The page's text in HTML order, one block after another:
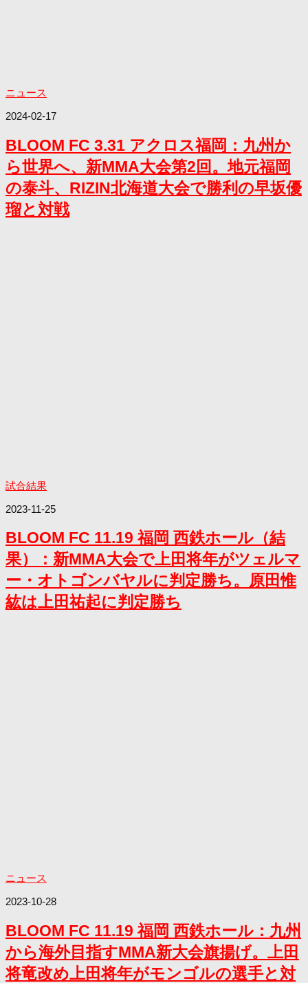
ニュース
2024-02-17
BLOOM FC 3.31 アクロス福岡：九州か
ら世界へ、新MMA大会第2回。地元福岡
の泰斗、RIZIN北海道大会で勝利の早坂優
瑠と対戦
試合結果
2023-11-25
BLOOM FC 11.19 福岡 西鉄ホール（結
果）：新MMA大会で上田将年がツェルマ
ー・オトゴンバヤルに判定勝ち。原田惟
紘は上田祐起に判定勝ち
ニュース
2023-10-28
BLOOM FC 11.19 福岡 西鉄ホール：九州
から海外目指すMMA新大会旗揚げ。上田
将竜改め上田将年がモンゴルの選手と対